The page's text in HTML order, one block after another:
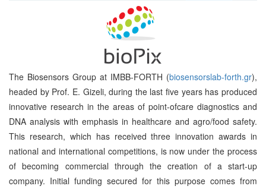
The Biosensors Group at IMBB-FORTH (biosensorslab-forth.gr),
headed by Prof. E. Gizeli, during the last five years has produced
innovative research in the areas of point-ofcare diagnostics and
DNA analysis with emphasis in healthcare and agro/food safety.
This research, which has received three innovation awards in
national and international competitions, is now under the process
of becoming commercial through the creation of a start-up
company. Initial funding secured for this purpose comes from